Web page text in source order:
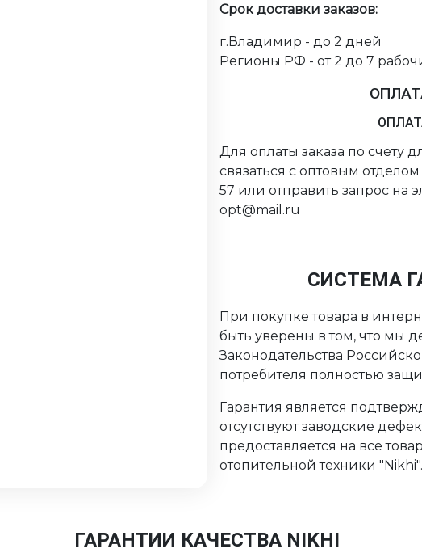
Срок доставки заказов:
г.Владимир - до 2 дней
Регионы РФ - от 2 до 7
Для оплаты заказа по счету
связаться с оптовым
57 или отправить запрос на
opt@mail.ru
СИСТЕМА
При покупке товара в
быть уверены в том, что мы
Законодательства
потребителя полностью
Гарантия является
отсутствуют заводские
предоставляется на все
отопительной техники "Nikhi".
ГАРАНТИИ КАЧЕСТВА NIKHI